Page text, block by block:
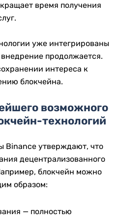
время получения
уже интегрированы
продолжается.
интереса к
блокчейна.
возможного
технологий
Binance утверждают, что
децентрализованного
блокчейн можно
образом:
— полностью